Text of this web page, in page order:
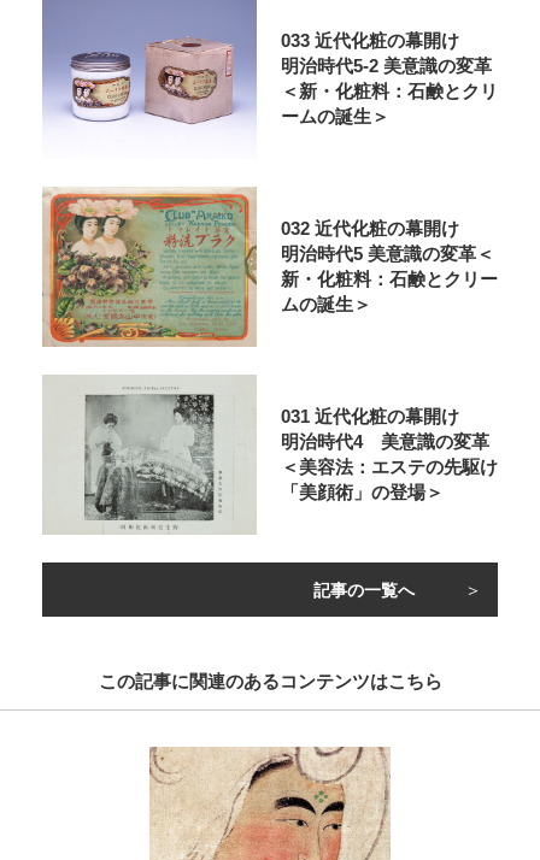
033 近代化粧の幕開け
明治時代5-2 美意識の変革
＜新・化粧料：石鹸とクリ
ームの誕生＞
032 近代化粧の幕開け
明治時代5 美意識の変革＜
新・化粧料：石鹸とクリー
ムの誕生＞
031 近代化粧の幕開け
明治時代4 美意識の変革
＜美容法：エステの先駆け
「美顔術」の登場＞
記事の一覧へ
この記事に関連のあるコンテンツはこちら